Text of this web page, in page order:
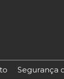
Segurança